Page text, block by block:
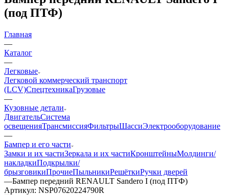
(под ПТФ)
Главная
—
Каталог
—
Легковые
Легковой коммерческий транспорт
(LCV)СпецтехникаГрузовые
—
Кузовные детали
ДвигательСистема
освещенияТрансмиссияФильтрыШассиЭлектрооборудование
—
Бампер и его части
Замки и их частиЗеркала и их частиКронштейныМолдинги/
накладкиПодкрылки/
брызговикиПрочиеПыльникиРешёткиРучки дверей
—Бампер передний RENAULT Sandero I (под ПТФ)
Артикул: NSP07620224790R